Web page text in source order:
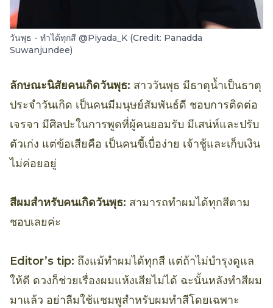
วันพุธ - ทำได้ทุกสี @Piyada_K (Credit: Panadda
Suwanjundee)
ลักษณะนิสัยคนเกิดวันพุธ: สาววันพุธ มีธาตุน้ำเป็นธาตุ
ประจำวันเกิด เป็นคนมีมนุษย์สัมพันธ์ดี ชอบการติดต่อ
เจรจา มีศิลปะในการพูดที่ผู้คนยอมรับ มีเสน่ห์และปรับ
ตัวเก่ง แต่ข้อเสียคือ เป็นคนขี้เบื่อง่าย เจ้าชู้และเก็บเงิน
ไม่ค่อยอยู่
สีผมสำหรับคนเกิดวันพุธ: สามารถทำผมได้ทุกสีตาม
ชอบเลยค่ะ
Editor’s tip: ถึงแม้ทำผมได้ทุกสี แต่ถ้าไม่บำรุงดูแล
ให้ดี ดวงก็ช่วยเรื่องผมแห้งเสียไม่ได้ ฉะนั้นหลังทำสีผม
มาแล้ว อย่าลืมใช้แชมพูสำหรับผมทำสีโดยเฉพาะ